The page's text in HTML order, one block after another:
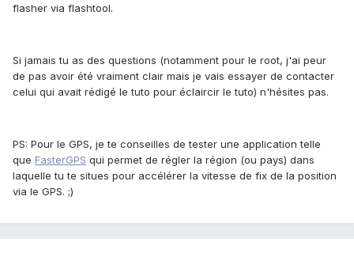
flasher via flashtool.
Si jamais tu as des questions (notamment pour le root, j'ai peur
de pas avoir été vraiment clair mais je vais essayer de contacter
celui qui avait rédigé le tuto pour éclaircir le tuto) n'hésites pas.
PS: Pour le GPS, je te conseilles de tester une application telle
que FasterGPS qui permet de régler la région (ou pays) dans
laquelle tu te situes pour accélérer la vitesse de fix de la position
via le GPS. ;)